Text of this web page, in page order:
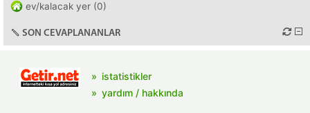
ev/kalacak yer (0)
SON CEVAPLANANLAR
istatistikler
yardım / hakkında